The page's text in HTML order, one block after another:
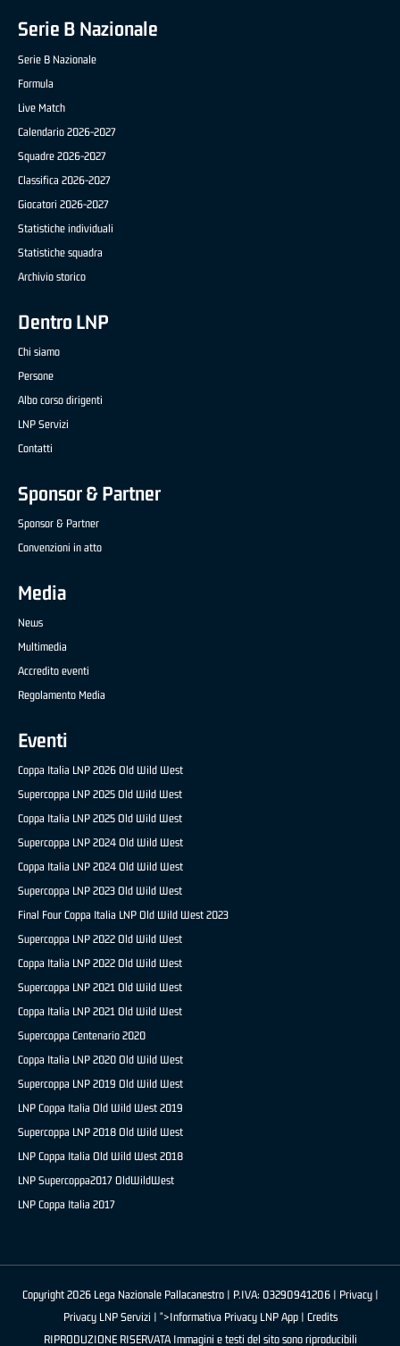
Serie B Nazionale
Serie B Nazionale
Formula
Live Match
Calendario 2026-2027
Squadre 2026-2027
Classifica 2026-2027
Giocatori 2026-2027
Statistiche individuali
Statistiche squadra
Archivio storico
Dentro LNP
Chi siamo
Persone
Albo corso dirigenti
LNP Servizi
Contatti
Sponsor & Partner
Sponsor & Partner
Convenzioni in atto
Media
News
Multimedia
Accredito eventi
Regolamento Media
Eventi
Coppa Italia LNP 2026 Old Wild West
Supercoppa LNP 2025 Old Wild West
Coppa Italia LNP 2025 Old Wild West
Supercoppa LNP 2024 Old Wild West
Coppa Italia LNP 2024 Old Wild West
Supercoppa LNP 2023 Old Wild West
Final Four Coppa Italia LNP Old Wild West 2023
Supercoppa LNP 2022 Old Wild West
Coppa Italia LNP 2022 Old Wild West
Supercoppa LNP 2021 Old Wild West
Coppa Italia LNP 2021 Old Wild West
Supercoppa Centenario 2020
Coppa Italia LNP 2020 Old Wild West
Supercoppa LNP 2019 Old Wild West
LNP Coppa Italia Old Wild West 2019
Supercoppa LNP 2018 Old Wild West
LNP Coppa Italia Old Wild West 2018
LNP Supercoppa2017 OldWildWest
LNP Coppa Italia 2017
Copyright 2026 Lega Nazionale Pallacanestro | P.IVA: 03290941206 | Privacy|
Privacy LNP Servizi | ">Informativa Privacy LNP App | Credits
RIPRODUZIONE RISERVATA Immagini e testi del sito sono riproducibili